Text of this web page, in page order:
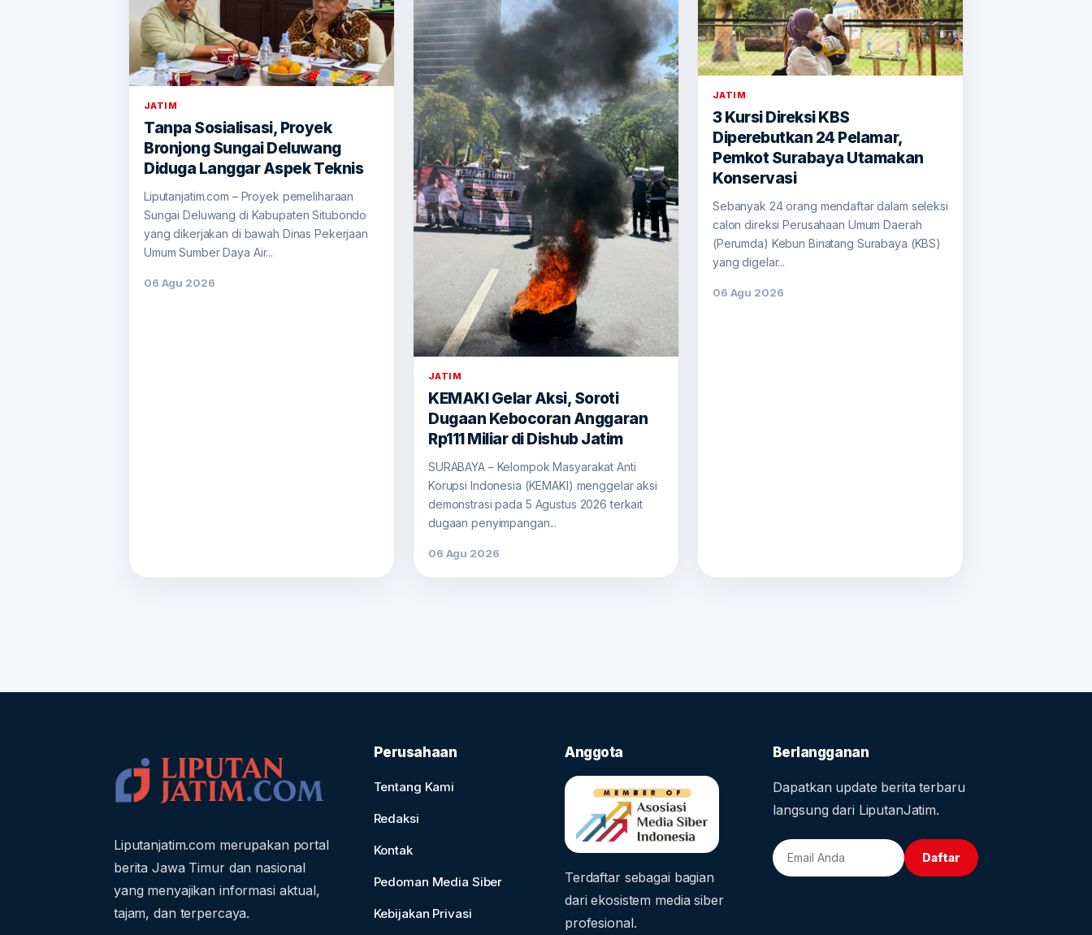
JATIM
Tanpa Sosialisasi, Proyek
Bronjong Sungai Deluwang
Diduga Langgar Aspek Teknis
Liputanjatim.com – Proyek pemeliharaan
Sungai Deluwang di Kabupaten Situbondo
yang dikerjakan di bawah Dinas Pekerjaan
Umum Sumber Daya Air...
06 Agu 2026
JATIM
KEMAKI Gelar Aksi, Soroti
Dugaan Kebocoran Anggaran
Rp111 Miliar di Dishub Jatim
SURABAYA – Kelompok Masyarakat Anti
Korupsi Indonesia (KEMAKI) menggelar aksi
demonstrasi pada 5 Agustus 2026 terkait
dugaan penyimpangan...
06 Agu 2026
JATIM
3 Kursi Direksi KBS
Diperebutkan 24 Pelamar,
Pemkot Surabaya Utamakan
Konservasi
Sebanyak 24 orang mendaftar dalam seleksi
calon direksi Perusahaan Umum Daerah
(Perumda) Kebun Binatang Surabaya (KBS)
yang digelar...
06 Agu 2026
Liputanjatim.com merupakan portal
berita Jawa Timur dan nasional
yang menyajikan informasi aktual,
tajam, dan terpercaya.
Perusahaan
Tentang Kami
Redaksi
Kontak
Pedoman Media Siber
Kebijakan Privasi
Anggota
Terdaftar sebagai bagian
dari ekosistem media siber
profesional.
Berlangganan
Dapatkan update berita terbaru
langsung dari LiputanJatim.
Daftar